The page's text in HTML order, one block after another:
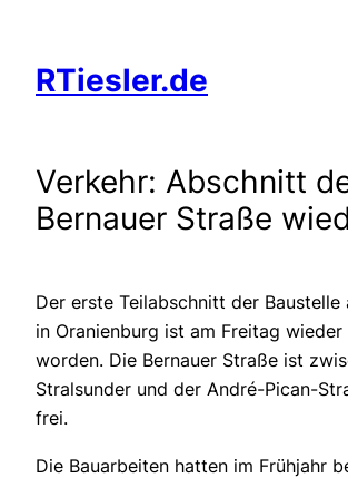
springen
RTiesler.de
Verkehr: Abschnitt
Bernauer Straße
Der erste Teilabschnitt der Baustelle
in Oranienburg ist am Freitag
worden. Die Bernauer Straße ist
Stralsunder und der André-Pican-
frei.
Die Bauarbeiten hatten im Frühjahr